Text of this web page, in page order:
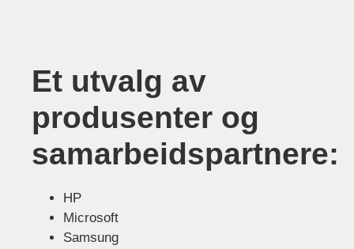
Et utvalg av
produsenter og
samarbeidspartnere:
HP
Microsoft
Samsung